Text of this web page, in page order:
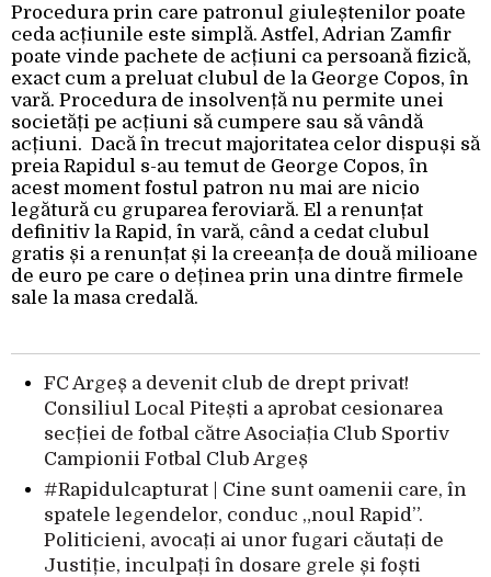
Procedura prin care patronul giuleștenilor poate
ceda acțiunile este simplă. Astfel, Adrian Zamfir
poate vinde pachete de acțiuni ca persoană fizică,
exact cum a preluat clubul de la George Copos, în
vară. Procedura de insolvență nu permite unei
societăți pe acțiuni să cumpere sau să vândă
acțiuni. Dacă în trecut majoritatea celor dispuși să
preia Rapidul s-au temut de George Copos, în
acest moment fostul patron nu mai are nicio
legătură cu gruparea feroviară. El a renunțat
definitiv la Rapid, în vară, când a cedat clubul
gratis și a renunțat și la creeanța de două milioane
de euro pe care o deținea prin una dintre firmele
sale la masa credală.
FC Argeș a devenit club de drept privat!
Consiliul Local Pitești a aprobat cesionarea
secției de fotbal către Asociația Club Sportiv
Campionii Fotbal Club Argeș
#Rapidulcapturat | Cine sunt oamenii care, în
spatele legendelor, conduc „noul Rapid”.
Politicieni, avocați ai unor fugari căutați de
Justiție, inculpați în dosare grele și foști